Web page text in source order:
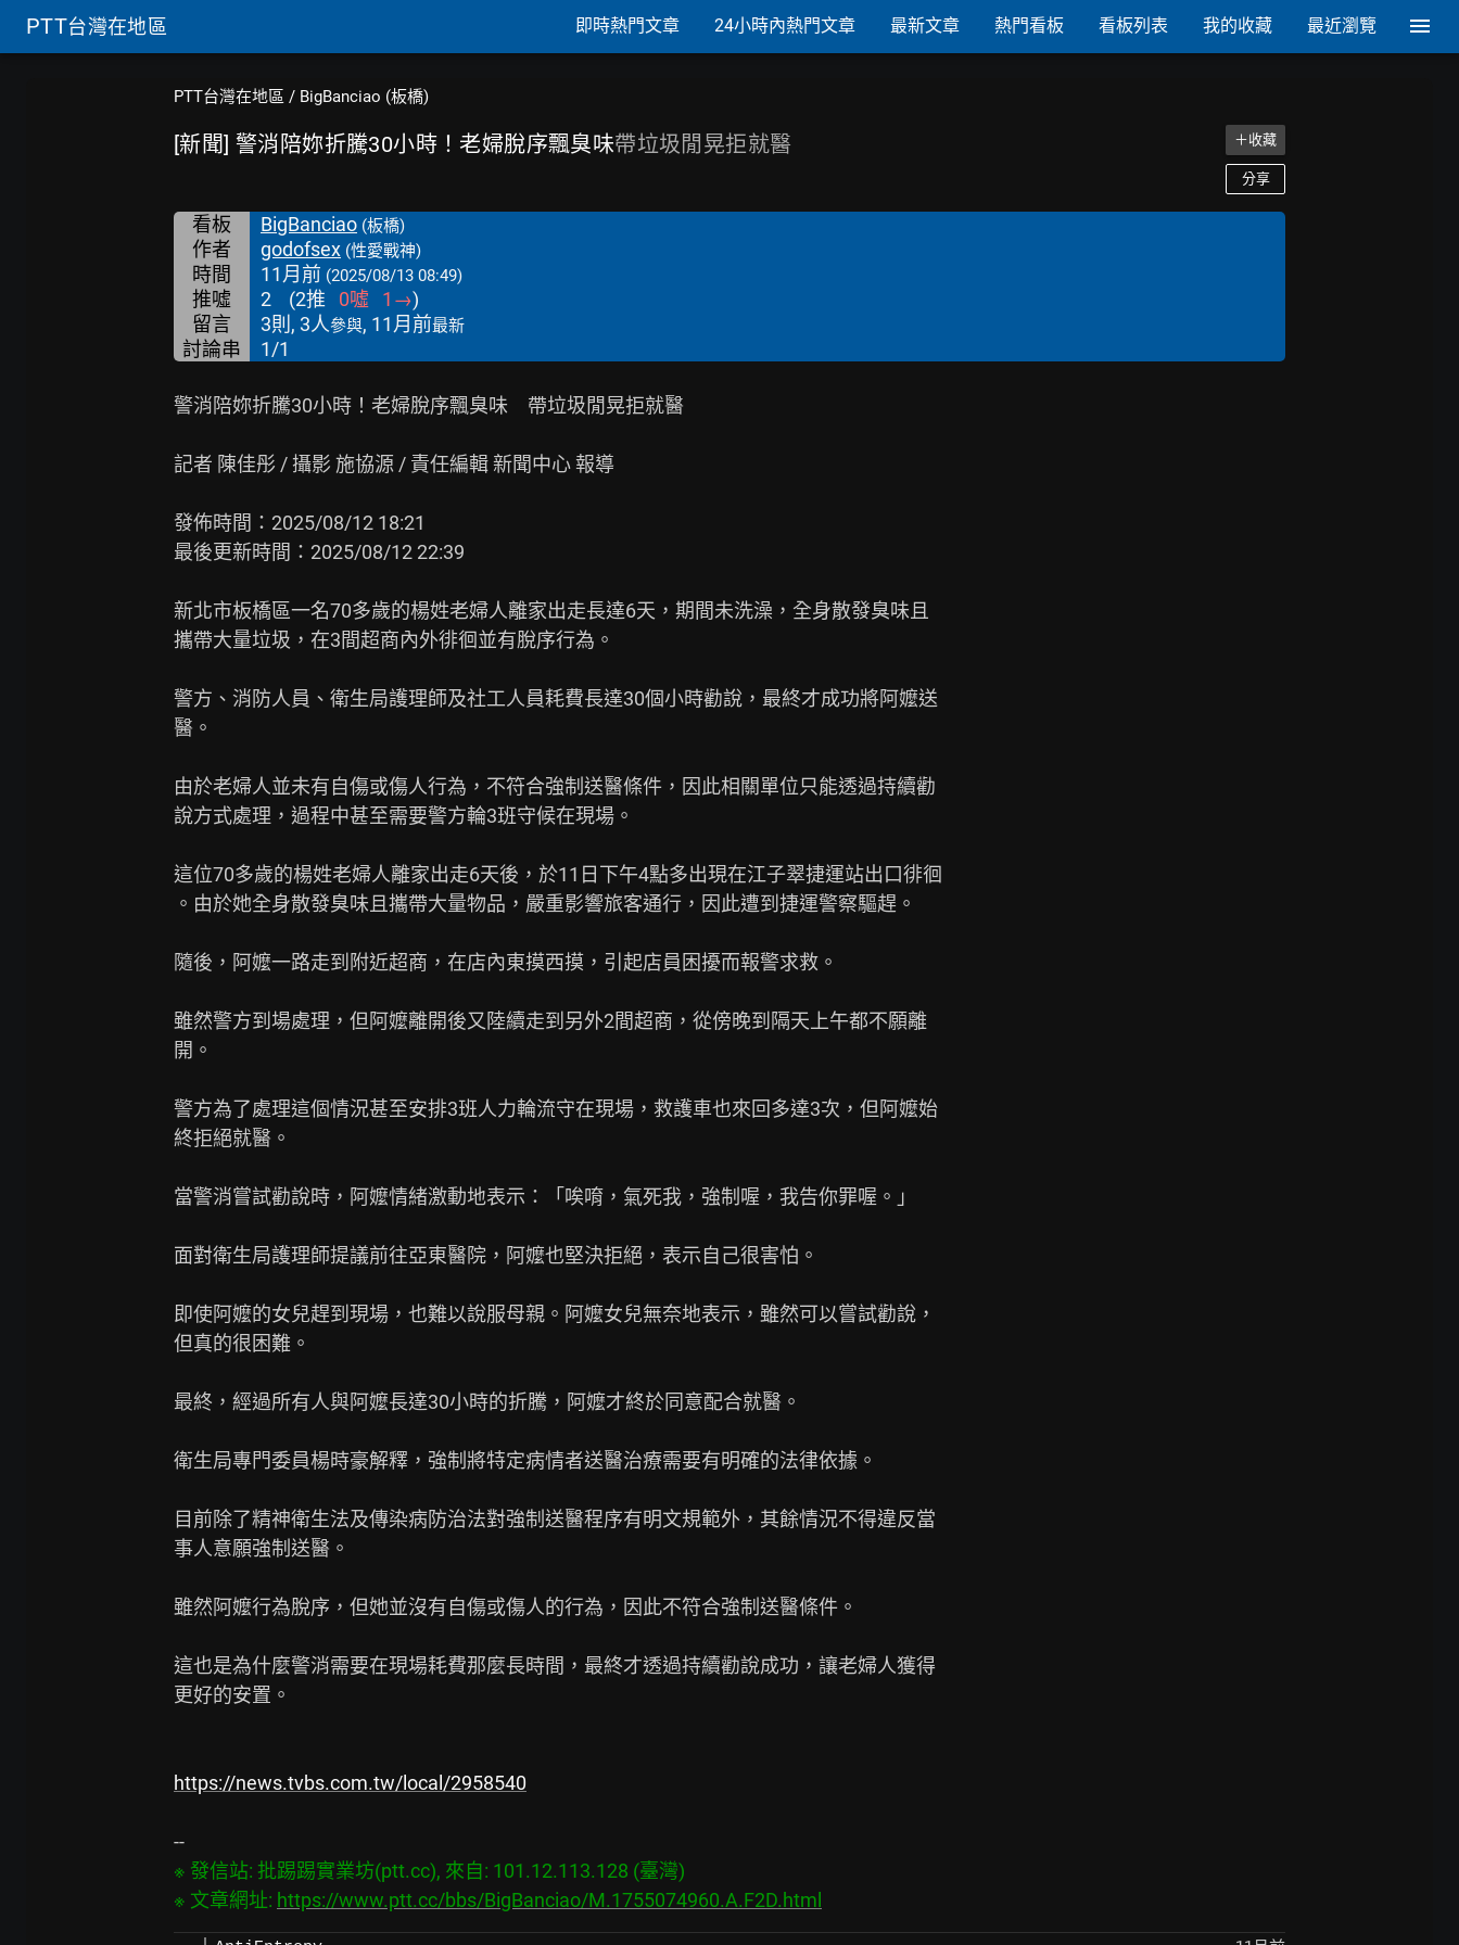
PTT台灣在地區 即時熱門文章 24小時內熱門文章 最新文章 熱門看板 看板列表 我的收藏 最近瀏覽
PTT台灣在地區 / BigBanciao (板橋)
[新聞] 警消陪妳折騰30小時！老婦脫序飄臭味帶垃圾閒晃拒就醫 ＋收藏
分享
看板 BigBanciao (板橋)
作者 godofsex (性愛戰神)
時間 11月前 (2025/08/13 08:49)
推噓 2 (2推 0噓 1 →)
留言
3則, 3人參與, 11月前最新
討論串 1/1
警消陪妳折騰30小時！老婦脫序飄臭味　帶垃圾閒晃拒就醫
記者 陳佳彤 / 攝影 施協源 / 責任編輯 新聞中心 報導
發佈時間：2025/08/12 18:21
最後更新時間：2025/08/12 22:39
新北市板橋區一名70多歲的楊姓老婦人離家出走長達6天，期間未洗澡，全身散發臭味且
攜帶大量垃圾，在3間超商內外徘徊並有脫序行為。
警方、消防人員、衛生局護理師及社工人員耗費長達30個小時勸說，最終才成功將阿嬤送
醫。
由於老婦人並未有自傷或傷人行為，不符合強制送醫條件，因此相關單位只能透過持續勸
說方式處理，過程中甚至需要警方輪3班守候在現場。
這位70多歲的楊姓老婦人離家出走6天後，於11日下午4點多出現在江子翠捷運站出口徘徊
。由於她全身散發臭味且攜帶大量物品，嚴重影響旅客通行，因此遭到捷運警察驅趕。
隨後，阿嬤一路走到附近超商，在店內東摸西摸，引起店員困擾而報警求救。
雖然警方到場處理，但阿嬤離開後又陸續走到另外2間超商，從傍晚到隔天上午都不願離
開。
警方為了處理這個情況甚至安排3班人力輪流守在現場，救護車也來回多達3次，但阿嬤始
終拒絕就醫。
當警消嘗試勸說時，阿嬤情緒激動地表示：「唉唷，氣死我，強制喔，我告你罪喔。」
面對衛生局護理師提議前往亞東醫院，阿嬤也堅決拒絕，表示自己很害怕。
即使阿嬤的女兒趕到現場，也難以說服母親。阿嬤女兒無奈地表示，雖然可以嘗試勸說，
但真的很困難。
最終，經過所有人與阿嬤長達30小時的折騰，阿嬤才終於同意配合就醫。
衛生局專門委員楊時豪解釋，強制將特定病情者送醫治療需要有明確的法律依據。
目前除了精神衛生法及傳染病防治法對強制送醫程序有明文規範外，其餘情況不得違反當
事人意願強制送醫。
雖然阿嬤行為脫序，但她並沒有自傷或傷人的行為，因此不符合強制送醫條件。
這也是為什麼警消需要在現場耗費那麼長時間，最終才透過持續勸說成功，讓老婦人獲得
更好的安置。
https://news.tvbs.com.tw/local/2958540
※ 發信站: 批踢踢實業坊(ptt.cc), 來自: 101.12.113.128 (臺灣)
※ 文章網址: https://www.ptt.cc/bbs/BigBanciao/M.1755074960.A.F2D.html